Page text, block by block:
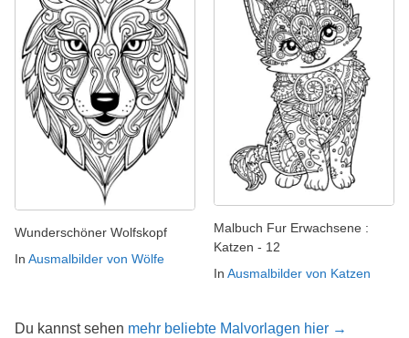
Wunderschöner Wolfskopf
In Ausmalbilder von Wölfe
Malbuch Fur Erwachsene :
Katzen - 12
In Ausmalbilder von Katzen
Du kannst sehen mehr beliebte Malvorlagen hier →